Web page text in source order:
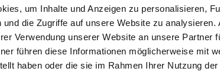
um Inhalte und Anzeigen zu personalisieren,
und die Zugriffe auf unsere Website zu analysieren.
Verwendung unserer Website an unsere Partner
führen diese Informationen möglicherweise mit
haben oder die sie im Rahmen Ihrer Nutzung
seit 2005 die
fördert die
mit ihren
Impulse zu
Tel.: +49 69 2577-1700
Fax: +49 69 2577-1750
E-Mail:info@krfrm.de